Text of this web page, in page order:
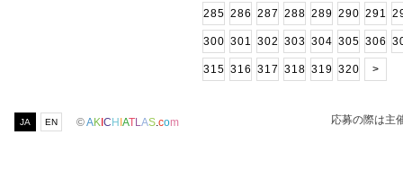
285 286 287 288 289 290 291
300 301 302 303 304 305 306
315 316 317 318 319 320 >
JA EN ©AK C H ATLAS.com 応募の際は主